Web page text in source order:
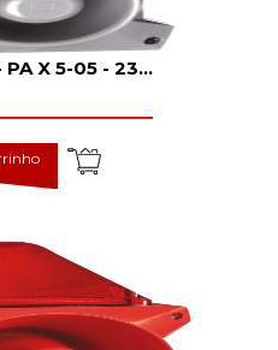
X 5-05 - 23...